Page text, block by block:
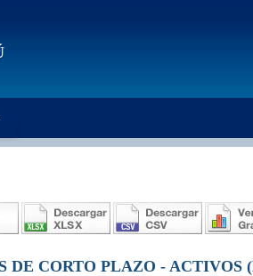
DE CORTO PLAZO - ACTIVOS